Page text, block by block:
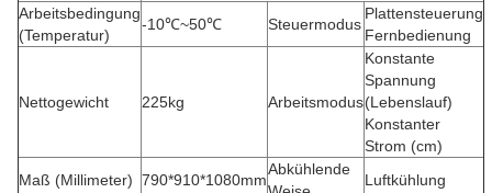
Arbeitsbedingung
(Temperatur)
-10℃~50℃ Steuermodus
Plattensteuerung
Fernbedienung
Nettogewicht 225kg Arbeitsmodus
Konstante
Spannung
(Lebenslauf)
Konstanter
Strom (cm)
Maß (Millimeter) 790*910*1080mm
Abkühlende
Luftkühlung